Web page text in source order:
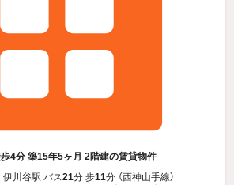
4分 築15年5ヶ月 2階建の賃貸物件
伊川谷駅 バス21分 歩11分 （西神山手線）